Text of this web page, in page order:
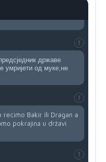
na vlast došli
ratni profiter i
државе
умријети од муке,не
Bakir ili Dragan a
pokrajina u državi